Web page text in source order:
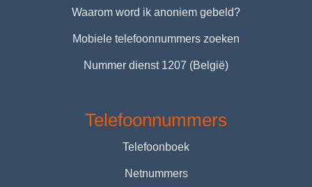
Waarom word ik anoniem gebeld?
Mobiele telefoonnummers zoeken
Nummer dienst 1207 (België)
Telefoonnummers
Telefoonboek
Netnummers